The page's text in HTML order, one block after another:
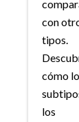
con
tipos.
cómo
los